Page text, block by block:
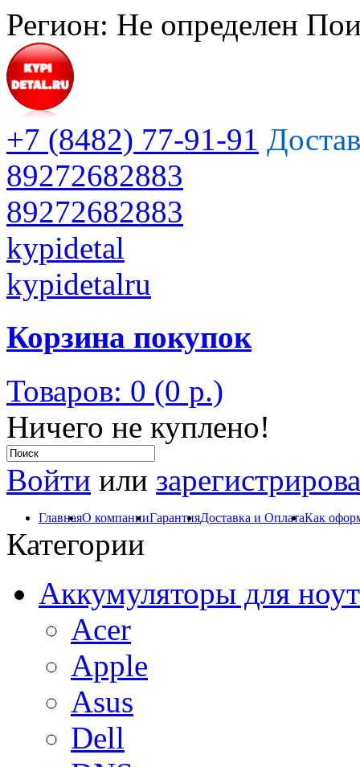
Регион: Не определен
+7 (8482) 77-91-91
89272682883
89272682883
kypidetal
kypidetalru
Корзина покупок
Товаров: 0 (0 р.)
Ничего не куплено!
Войти или
ГлавнаяО компанииГарантияДоставка и ОплатаКак
Категории
Аккумуляторы для
Acer
Apple
Asus
Dell